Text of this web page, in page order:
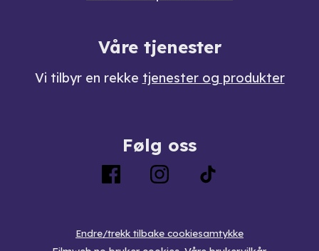
Våre tjenester
Vi tilbyr en rekke tjenester og produkter
Følg oss
Endre/trekk tilbake cookiesamtykke